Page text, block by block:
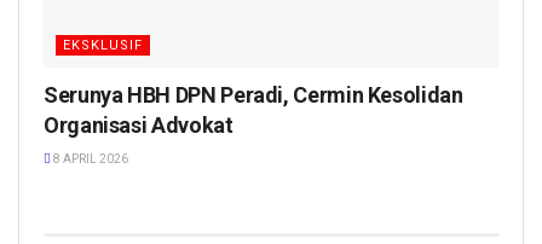
EKSKLUSIF
Serunya HBH DPN Peradi, Cermin Kesolidan
Organisasi Advokat
8 APRIL 2026